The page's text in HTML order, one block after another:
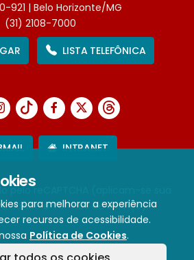
para melhorar a experiência
recursos de acessibilidade.
Política de Cookies.
921 | Belo Horizonte/MG
(31) 2108-7000
LISTA TELEFÔNICA
INTRANET
pelo reCAPTCHA (aplicam-se sua
eTermos de Serviço).
e Política de Privacidade